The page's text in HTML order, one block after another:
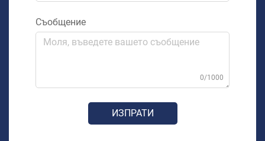
Съобщение
0/1000
ИЗПРАТИ